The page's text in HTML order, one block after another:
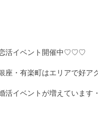
活イベント開催中♡♡♡
座・有楽町はエリアで好ア
活イベントが増えています